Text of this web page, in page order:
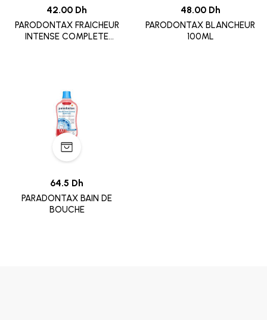
42.00 Dh
PARODONTAX FRAICHEUR
INTENSE COMPLETE
48.00 Dh
PARODONTAX BLANCHEUR
100ML
64.5 Dh
PARADONTAX BAIN DE
BOUCHE